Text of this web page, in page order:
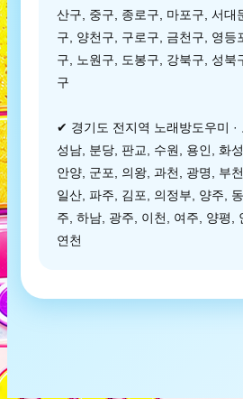
산구, 중구, 종로구, 마포구, 서대
구, 양천구, 구로구, 금천구, 영등
구, 노원구, 도봉구, 강북구, 성북
구
✔ 경기도 전지역 노래방도우미 ·
성남, 분당, 판교, 수원, 용인, 화
안양, 군포, 의왕, 과천, 광명, 부
일산, 파주, 김포, 의정부, 양주,
주, 하남, 광주, 이천, 여주, 양평,
연천